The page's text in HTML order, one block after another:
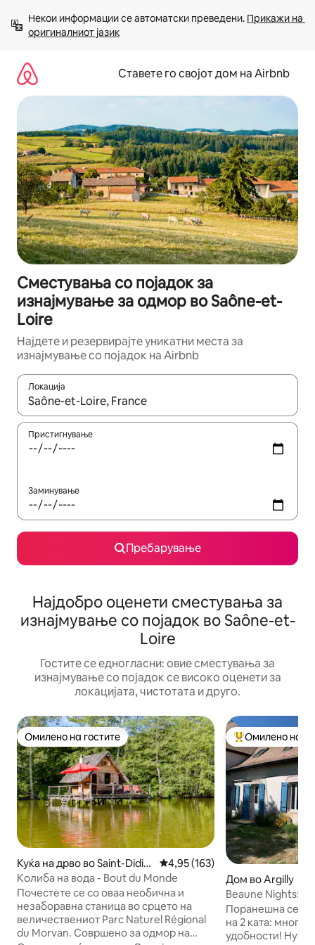
содржина
Некои информации се автоматски преведени. Прикажи на
оригиналниот јазик
Ставете го својот дом на Airbnb
Сместувања со појадок за
изнајмување за одмор во Saône-et-
Loire
Најдете и резервирајте уникатни места за
изнајмување со појадок на Airbnb
Локација
Кога резултатите се достапни, движете се со копчињата
Пристигнување
Заминување
Пребарување
Најдобро оценети сместувања за
изнајмување со појадок во Saône-et-
Loire
Гостите се едногласни: овие сместувања за
изнајмување со појадок се високо оценети за
локацијата, чистотата и друго.
Омилено на гостите
Омилено на гостите
Куќа на дрво во Saint-Didier
-sur-Arroux
Просечна оцена: 4,95 од 5,
4,95 (163)
Колиба на вода - Bout du Monde
Почестете се со оваа необична и
незаборавна станица во срцето на
величествениот Parc Naturel Régional
du Morvan. Совршено за одмор на
Меѓу
Омилено на
Дом во Argilly
Beaune Nights:
одлична тишина
Поранешна
на 2 ката: многу
удобности! Нуи